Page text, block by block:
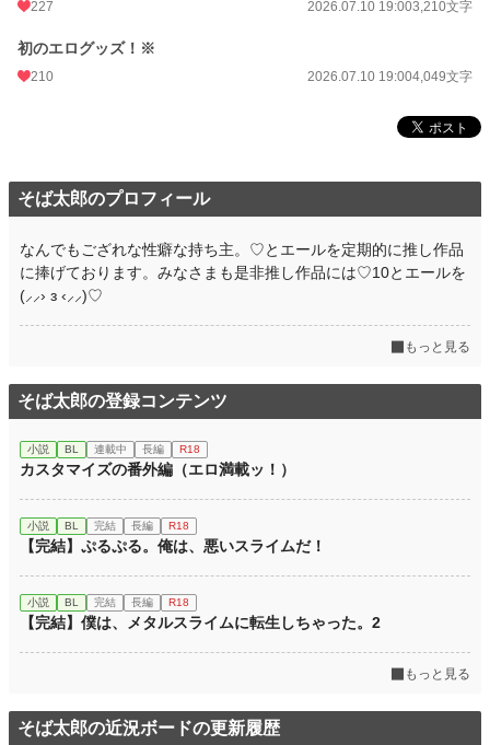
227 2026.07.10 19:003,210文字
初のエログッズ！※
210 2026.07.10 19:004,049文字
そば太郎のプロフィール
なんでもござれな性癖な持ち主。♡とエールを定期的に推し作品
に捧げております。みなさまも是非推し作品には♡10とエールを‪
(⸝⸝› з ‹⸝⸝)‬♡
もっと見る
そば太郎の登録コンテンツ
小説 BL 連載中 長編 R18
カスタマイズの番外編（エロ満載ッ！）
小説 BL 完結 長編 R18
【完結】ぷるぷる。俺は、悪いスライムだ！
小説 BL 完結 長編 R18
【完結】僕は、メタルスライムに転生しちゃった。2
もっと見る
そば太郎の近況ボードの更新履歴